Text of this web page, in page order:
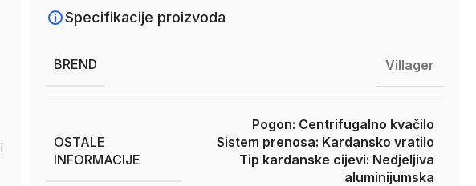
Specifikacije proizvoda
BREND Villager
OSTALE
INFORMACIJE
Pogon: Centrifugalno kvačilo
Sistem prenosa: Kardansko vratilo
Tip kardanske cijevi: Nedjeljiva
aluminijumska